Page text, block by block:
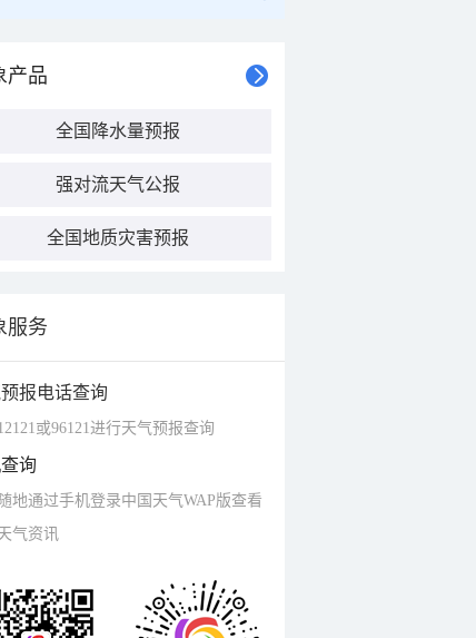
产品
全国降水量预报
强对流天气公报
全国地质灾害预报
服务
报电话查询
或96121进行天气预报查询
询
地通过手机登录中国天气WAP版查看
气资讯